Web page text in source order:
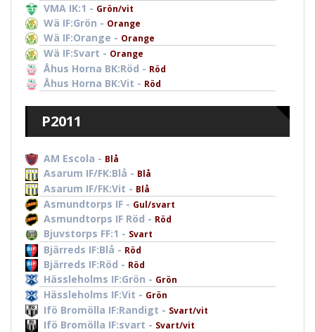
VMA IK:1 - Grön/vit
Wä IF:Grön - Orange
Wä IF:Orange - Orange
Wä IF:Svart - Orange
Åhus Horna BK:Röd - Röd
Åhus Horna BK:Vit - Röd
P2011
AM Escola - Blå
Asarum IF/FK:Blå - Blå
Asarum IF/FK:Vit - Blå
Asmundtorps IF - Gul/svart
Asmundtorps IF Röd - Röd
Bjuvstorps FF:1 - Svart
Bjärreds IF:Blå - Röd
Bjärreds IF:Röd - Röd
Hässleholms IF:Grön - Grön
Hässleholms IF:Vit - Grön
Ifö Bromölla IF:Randigt - Svart/vit
Ifö Bromölla IF:svart - Svart/vit